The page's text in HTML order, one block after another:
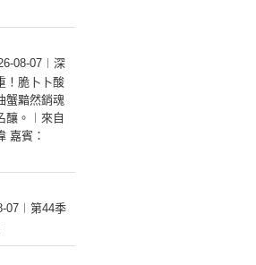
08-07︱深
！脆卜卜酸
蟹黯然銷魂
釀。︱來自
嘉賓：
07︱第44季